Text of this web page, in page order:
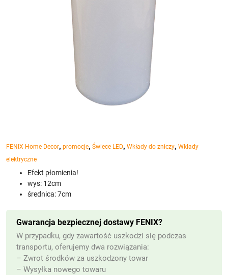
FENIX Home Decor, promocje, Świece LED, Wkłady do zniczy, Wkłady
elektryczne
Efekt płomienia!
wys: 12cm
średnica: 7cm
Gwarancja bezpiecznej dostawy FENIX?
W przypadku, gdy zawartość uszkodzi się podczas
transportu, oferujemy dwa rozwiązania:
– Zwrot środków za uszkodzony towar
– Wysyłka nowego towaru